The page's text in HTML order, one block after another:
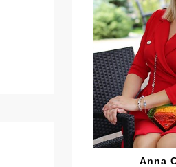
Anna